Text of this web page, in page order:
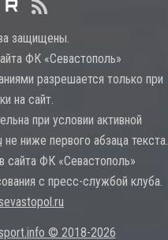
защищены.
ФК «Севастополь»
разрешается только при
на сайт.
при условии активной
не ниже первого абзаца текста.
ФК «Севастополь»
с пресс-службой клуба.
© 2018-2026